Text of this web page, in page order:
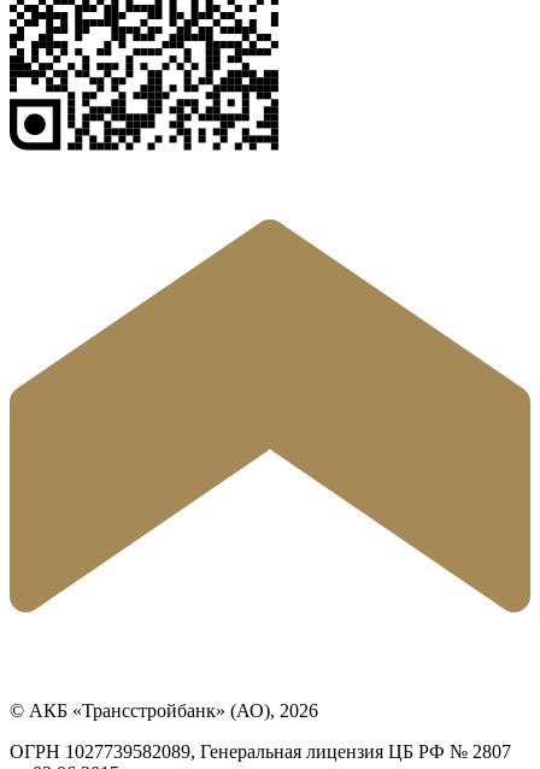
© АКБ «Трансстройбанк» (АО), 2026
ОГРН 1027739582089, Генеральная лицензия ЦБ РФ № 2807